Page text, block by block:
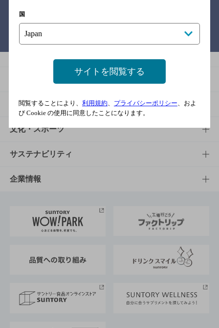
商品TOP
商品一覧
商品発売情報
栄養成分一覧
知る・楽しむ
知る・楽しむTOP
キャンペーン
工場見学
地域情報
文化・スポーツ
文化・スポーツTOP
サントリーホール
サントリーサンバーズ大阪
サステナビリティ
サステナビリティTOP
サントリーが考えるサステナビリティ経営
企業情報
企業概要
採用情報
国
サイトを閲覧する
閲覧することにより、 利用規約 プライバシーポリシー 、およ
び Cookie の使用に同意したことになります。